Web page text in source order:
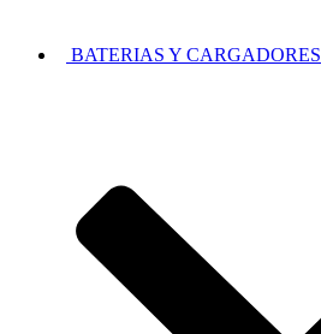
BATERIAS Y CARGADORES